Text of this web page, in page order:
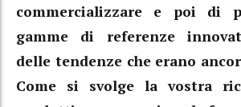
commercializzare e poi di
gamme di referenze
delle tendenze che erano
Come si svolge la vostra